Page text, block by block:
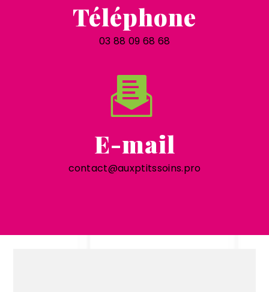
Téléphone
03 88 09 68 68
E-mail
contact@auxptitssoins.pro